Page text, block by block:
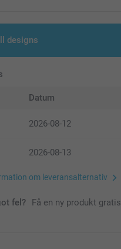
designs
Datum
2026-08-12
2026-08-13
om leveransalternativ
fel? Få en ny produkt gratis